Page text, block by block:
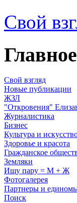
Свой
Свой взгляд
Новые публикации
ЖЗЛ
"Откровения"
Журналистика
Бизнес
Культура и
Здоровье и красота
Гражданское
Земляки
Ищу пару = М + Ж
Фотогалерея
Партнеры и
Поиск